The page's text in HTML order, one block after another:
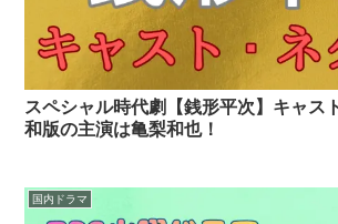
スペシャル時代劇【銭形平次】キャス
和版の主演は亀梨和也！
国内ドラマ